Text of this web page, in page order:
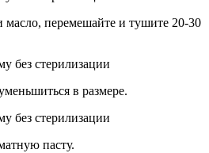
масло, перемешайте и тушите 20-30
в размере.
пасту.